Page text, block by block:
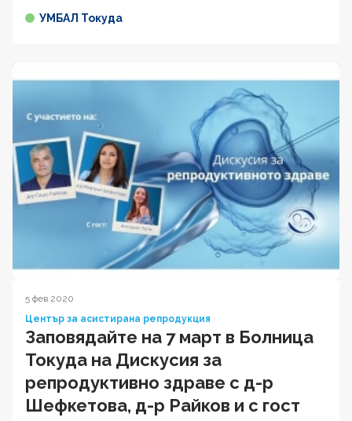
УМБАЛ Токуда
5 фев 2020
Център за асистирана репродукция
Заповядайте на 7 март в Болница
Токуда на Дискусия за
репродуктивно здраве с д-р
Шефкетова, д-р Райков и с гост